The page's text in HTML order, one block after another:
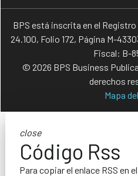
BPS está inscrita en el
24.100, Folio 172, Página M-
Fiscal: B-
© 2026 BPS Business
derechos
Mapa
close
Código Rss
Para copiar el enlace RSS en el